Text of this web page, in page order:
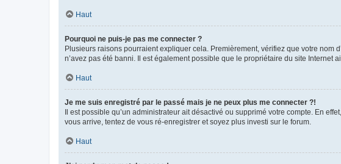
Haut
Pourquoi ne puis-je pas me connecter ?
Plusieurs raisons pourraient expliquer cela. Premièrement, vérifiez que votre nom
n’avez pas été banni. Il est également possible que le propriétaire du site Internet
Haut
Je me suis enregistré par le passé mais je ne peux plus me connecter ?!
Il est possible qu’un administrateur ait désactivé ou supprimé votre compte. En
vous arrive, tentez de vous ré-enregistrer et soyez plus investi sur le forum.
Haut